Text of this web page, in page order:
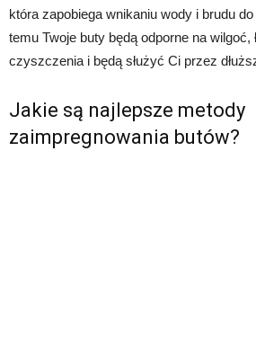
która zapobiega wnikaniu wody i brudu
temu Twoje buty będą odporne na wilgoć,
czyszczenia i będą służyć Ci przez
Jakie są najlepsze metody
zaimpregnowania butów?